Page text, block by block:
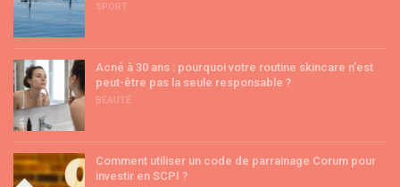
SPORT
Acné à 30 ans : pourquoi votre routine skincare n’est
peut-être pas la seule responsable ?
BEAUTÉ
Comment utiliser un code de parrainage Corum pour
investir en SCPI ?